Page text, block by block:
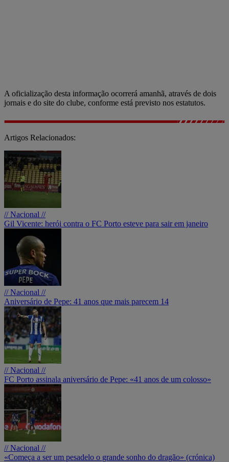
A oficialização desta informação ocorrerá amanhã, através de dois
jornais e do site do clube, conforme está previsto nos estatutos.
Artigos Relacionados:
// Nacional //
Gil Vicente: herói contra o FC Porto esteve para sair em janeiro
// Nacional //
Aniversário de Pepe: 41 anos que mais parecem 14
// Nacional //
FC Porto assinala aniversário de Pepe: «41 anos de um colosso»
// Nacional //
«Começa a ser um pesadelo o grande sonho do dragão» (crónica)